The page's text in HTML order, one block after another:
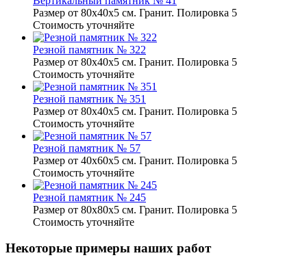
Размер от 80х40х5 см. Гранит. Полировка 5
Стоимость уточняйте
Резной памятник № 322
Размер от 80х40х5 см. Гранит. Полировка 5
Стоимость уточняйте
Резной памятник № 351
Размер от 80х40х5 см. Гранит. Полировка 5
Стоимость уточняйте
Резной памятник № 57
Размер от 40х60х5 см. Гранит. Полировка 5
Стоимость уточняйте
Резной памятник № 245
Размер от 80х80х5 см. Гранит. Полировка 5
Стоимость уточняйте
Некоторые примеры наших работ